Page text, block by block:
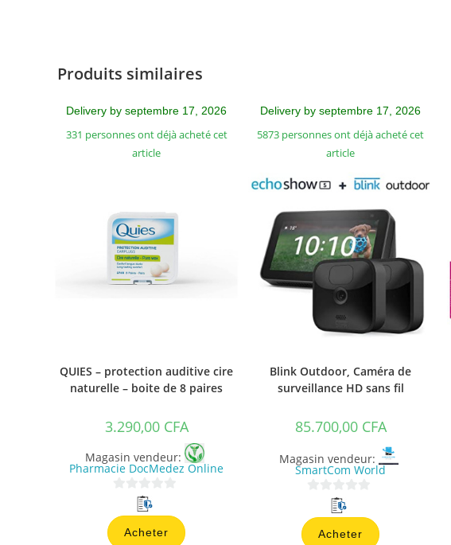
Produits similaires
Delivery by septembre 17, 2026
331 personnes ont déjà acheté cet
article
QUIES – protection auditive cire
naturelle – boite de 8 paires
3.290,00 CFA
Magasin vendeur:
Pharmacie DocMedez Online
s
Acheter
Delivery by septembre 17, 2026
5873 personnes ont déjà acheté cet
article
Blink Outdoor, Caméra de
surveillance HD sans fil
85.700,00 CFA
Magasin vendeur:
SmartCom World
s
Acheter